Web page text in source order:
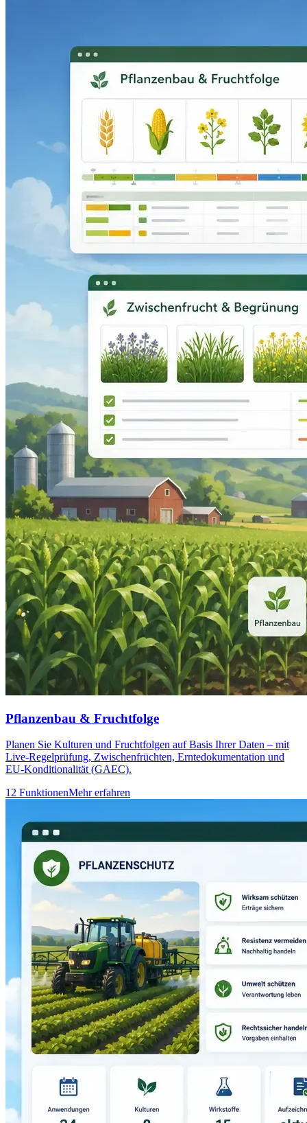
Pflanzenbau & Fruchtfolge
Planen Sie Kulturen und Fruchtfolgen auf Basis Ihrer Daten – mit
Live-Regelprüfung, Zwischenfrüchten, Erntedokumentation und
EU-Konditionalität (GAEC).
12 FunktionenMehr erfahren